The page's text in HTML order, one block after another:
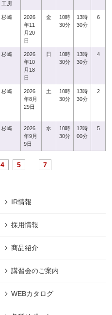
工房
杉崎
2026
年11
月20
日
金
10時
30分
13時
30分
6
杉崎
2026
年10
月18
日
日
10時
30分
13時
30分
4
杉崎
2026
年8月
29日
土
10時
30分
13時
30分
2
杉崎
2026
年9月
9日
水
10時
30分
12時
00分
5
4 5 7
IR情報
採用情報
商品紹介
講習会のご案内
WEBカタログ